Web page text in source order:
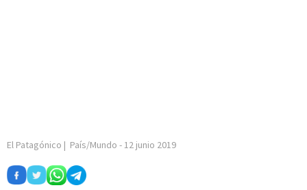
El Patagónico | País/Mundo - 12 junio 2019